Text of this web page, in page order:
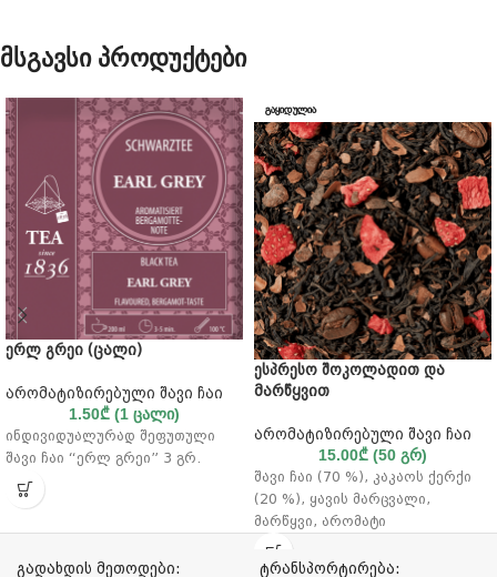
მსგავსი პროდუქტები
ერლ გრეი (ცალი)
არომატიზირებული შავი ჩაი
1.50₾ (1 ცალი)
ინდივიდუალურად შეფუთული
შავი ჩაი “ერლ გრეი” 3 გრ.
ᲒᲐᲧᲘᲓᲣᲚᲘᲐ
ესპრესო შოკოლადით და
მარწყვით
არომატიზირებული შავი ჩაი
15.00₾ (50 გრ)
შავი ჩაი (70 %), კაკაოს ქერქი
(20 %), ყავის მარცვალი,
მარწყვი, არომატი
გადახდის მეთოდები: ტრანსპორტირება: